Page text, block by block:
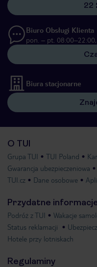
22
Biuro Obsługi Klienta
pon. – pt.
Biura stacjonarne
O TUI
Grupa TUI TUI Poland
Gwarancja ubezpieczeniowa
TUI.cz
Dane osobowe
Przydatne
Podróż z TUI Wakacje
Status reklamacji
Hotele przy lotniskach
Regulaminy